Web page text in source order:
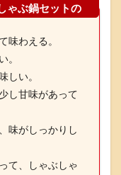
味わえる。
。
しい。
し甘味があって
味がしっかりし
て、しゃぶしゃ